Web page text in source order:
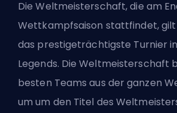
Die Weltmeisterschaft, die am
Wettkampfsaison stattfindet,
das prestigeträchtigste Turnier
Legends. Die Weltmeisterschaft
besten Teams aus der ganzen
um um den Titel des